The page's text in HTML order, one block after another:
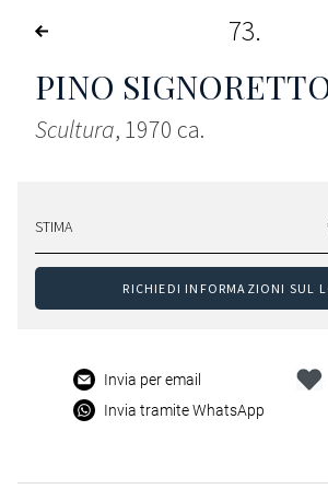
73
PINO
Scultura, 1970 ca.
STIMA
RICHIEDI INFORMAZIONI SUL
Invia per email
Invia tramite WhatsApp